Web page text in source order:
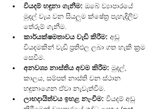
වියදම් හඳුනා ගැනීම: ඔබේ ව්‍යාපාරයේ
මුදල් වැය වන සියලුම ක්ෂේත්‍ර පැහැදිලිව
තේරුම් ගැනීම.
කාර්යක්ෂමතාවය වැඩි කිරීම: අඩු
වියදමකින් වැඩි ප්‍රතිඵල ලබා ගත හැකි ක්‍රම
සෙවීම.
අනවශ්‍ය නාස්තිය අවම කිරීම: මුදල්,
කාලය, සම්පත් නාස්ති වන ස්ථාන
හඳුනාගෙන ඒවා නැවැත්වීම.
ලාභදායිත්වය ඉහළ නැංවීම: වියදම් අඩු